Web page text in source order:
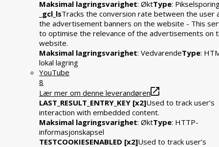
Maksimal lagringsvarighet: ØktType:
_gcl_lsTracks the conversion rate between the user
the advertisement banners on the website - This
to optimise the relevance of the advertisements on
website.
Maksimal lagringsvarighet: VedvarendeType:
lokal lagring
YouTube
8
Lær mer om denne leverandøren
LAST_RESULT_ENTRY_KEY [x2]Used to track user’s
interaction with embedded content.
Maksimal lagringsvarighet: ØktType: HTTP-
informasjonskapsel
TESTCOOKIESENABLED [x2]Used to track user’s